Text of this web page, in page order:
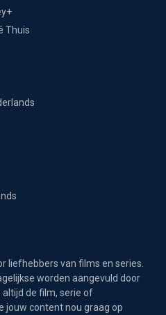
Thuis
liefhebbers van films en series.
worden aangevuld door
altijd de film, serie of
jouw content nou graag op